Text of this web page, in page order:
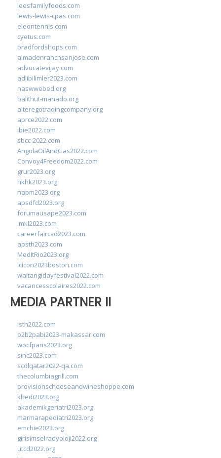
leesfamilyfoods.com
lewis-lewis-cpas.com
eleontennis.com
cyetus.com
bradfordshops.com
almadenranchsanjose.com
advocatevijay.com
adlibilimler2023.com
naswwebed.org
balithut-manado.org
alteregotradingcompany.org
aprce2022.com
ibie2022.com
sbcc-2022.com
AngolaOilAndGas2022.com
Convoy4Freedom2022.com
grur2023.org
hkhk2023.org
napm2023.org
apsdfd2023.org
forumausape2023.com
imkl2023.com
careerfaircsd2023.com
apsth2023.com
MedItRio2023.org
lcicon2023boston.com
waitangidayfestival2022.com
vacancesscolaires2022.com
MEDIA PARTNER II
isth2022.com
p2b2pabi2023-makassar.com
wocfparis2023.org
sinc2023.com
scdlqatar2022-qa.com
thecolumbiagrill.com
provisionscheeseandwineshoppe.com
khedi2023.org
akademikgeriatri2023.org
marmarapediatri2023.org
emchie2023.org
girisimselradyoloji2022.org
utcd2022.org